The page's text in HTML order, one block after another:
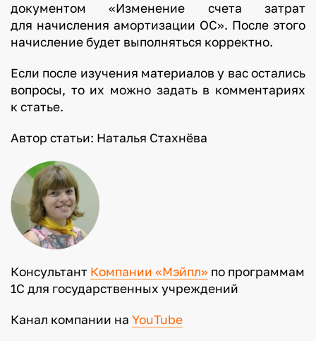
документом «Изменение счета затрат
для начисления амортизации ОС». После этого
начисление будет выполняться корректно.
Если после изучения материалов у вас остались
вопросы, то их можно задать в комментариях
к статье.
Автор статьи: Наталья Стахнёва
Консультант Компании «Мэйпл» по программам
1С для государственных учреждений
Канал компании на YouTube